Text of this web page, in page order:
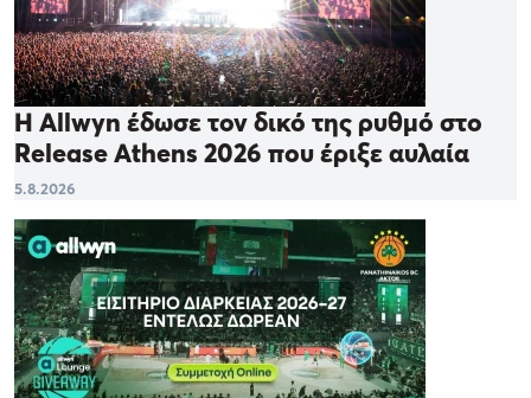
Η Allwyn έδωσε τον δικό της ρυθμό στο
Release Athens 2026 που έριξε αυλαία
5.8.2026